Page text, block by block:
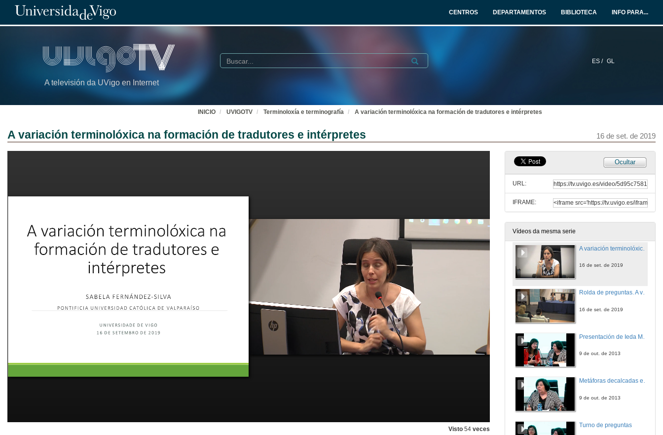
CENTROS DEPARTAMENTOS BIBLIOTECA INFO PARA...
A televisión da UVigo en Internet
ES / GL
Buscar Submit
INICIO UVIGOTV Terminoloxía e terminografía A variación terminolóxica na formación de tradutores e intérpretes
A variación terminolóxica na formación de tradutores e intérpretes 16 de set. de 2019
Visto 54 veces
Ocultar
URL:
IFRAME:
Vídeos da mesma serie
Presentación de Sabela Fernández Silva
16 de set. de 2019
16 de set. de 2019
Rolda de preguntas. A variación terminolóxica na formación de tradutores e intérpretes
16 de set. de 2019
9 de out. de 2013
Metáforas decalcadas e vernaculares na terminoloxía da economía do português brasileiro
9 de out. de 2013
Turno de preguntas